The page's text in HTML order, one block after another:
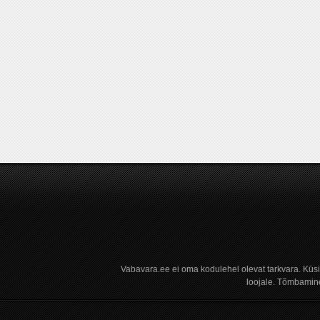
Vabavara.ee ei oma kodulehel olevat tarkvara.
loojale.